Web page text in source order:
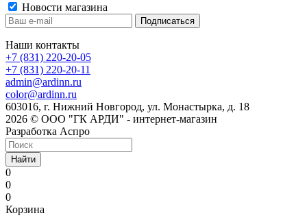
Новости магазина
Наши контакты
+7 (831) 220-20-05
+7 (831) 220-20-11
admin@ardinn.ru
color@ardinn.ru
603016, г. Нижний Новгород, ул. Монастырка, д. 18
2026 © ООО "ГК АРДИ" - интернет-магазин
Разработка Аспро
Найти
0
0
0
Корзина